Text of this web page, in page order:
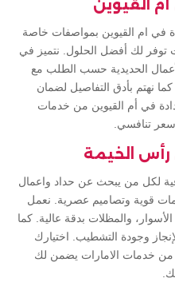
القيوين
في ام القيوين بمواصفات خاصة
توفر لك أفضل الحلول. نتميز في
الحديدية حسب الطلب مع
نهتم بأدق التفاصيل لضمان
في أم القيوين من خدمات
تنافسي.
رأس الخيمة
لكل من يبحث عن حداد واعمال
قوية وتصاميم عصرية. نعمل
الأسوار، والمظلات بدقة عالية. كما
وجودة التشطيب. اختيارك
من خدمات الامارات يضمن لك